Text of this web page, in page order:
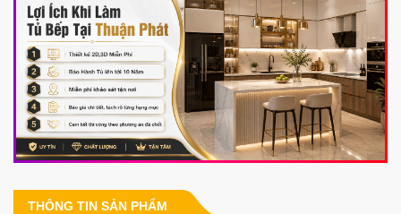
THÔNG TIN SẢN PHẨM